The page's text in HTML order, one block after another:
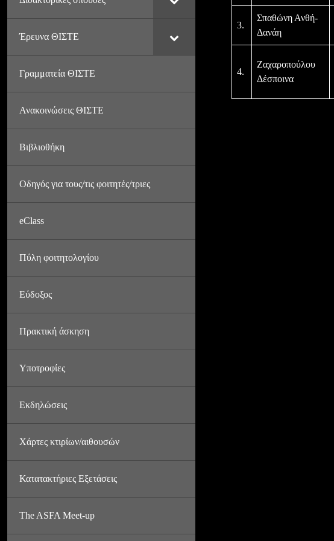
Έρευνα ΘΙΣΤΕ
Γραμματεία ΘΙΣΤΕ
Ανακοινώσεις ΘΙΣΤΕ
Βιβλιοθήκη
Οδηγός για τους/τις φοιτητές/τριες
eClass
Πύλη φοιτητολογίου
Εύδοξος
Πρακτική άσκηση
Υποτροφίες
Εκδηλώσεις
Χάρτες κτιρίων/αιθουσών
Κατατακτήριες Εξετάσεις
The ASFA Meet-up
3.
Σπαθώνη Ανθή-
Δανάη
4.
Ζαχαροπούλου
Δέσποινα